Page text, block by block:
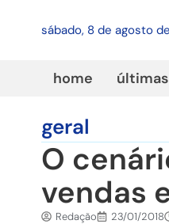
sábado, 8 de agosto
home
geral
O
vendas
Redação 23/01/2018